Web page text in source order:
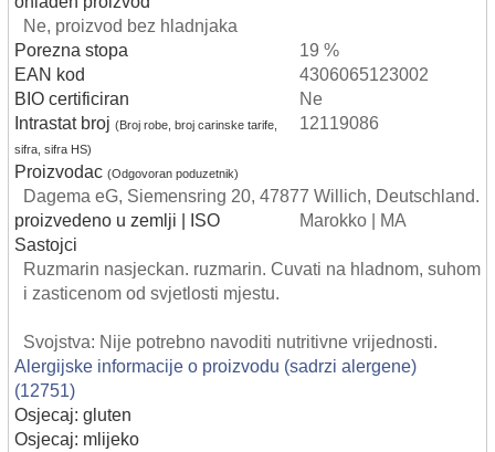
Ne, proizvod bez hladnjaka
Porezna stopa
19 %
EAN kod
4306065123002
BIO certificiran
Ne
Intrastat broj (Broj robe, broj carinske tarife,
sifra, sifra HS)
12119086
Proizvodac (Odgovoran poduzetnik)
Dagema eG, Siemensring 20, 47877 Willich, Deutschland.
proizvedeno u zemlji | ISO
Marokko | MA
Sastojci
Ruzmarin nasjeckan. ruzmarin. Cuvati na hladnom, suhom
i zasticenom od svjetlosti mjestu.
Svojstva: Nije potrebno navoditi nutritivne vrijednosti.
Alergijske informacije o proizvodu (sadrzi alergene)
(12751)
Osjecaj: gluten
Osjecaj: mlijeko